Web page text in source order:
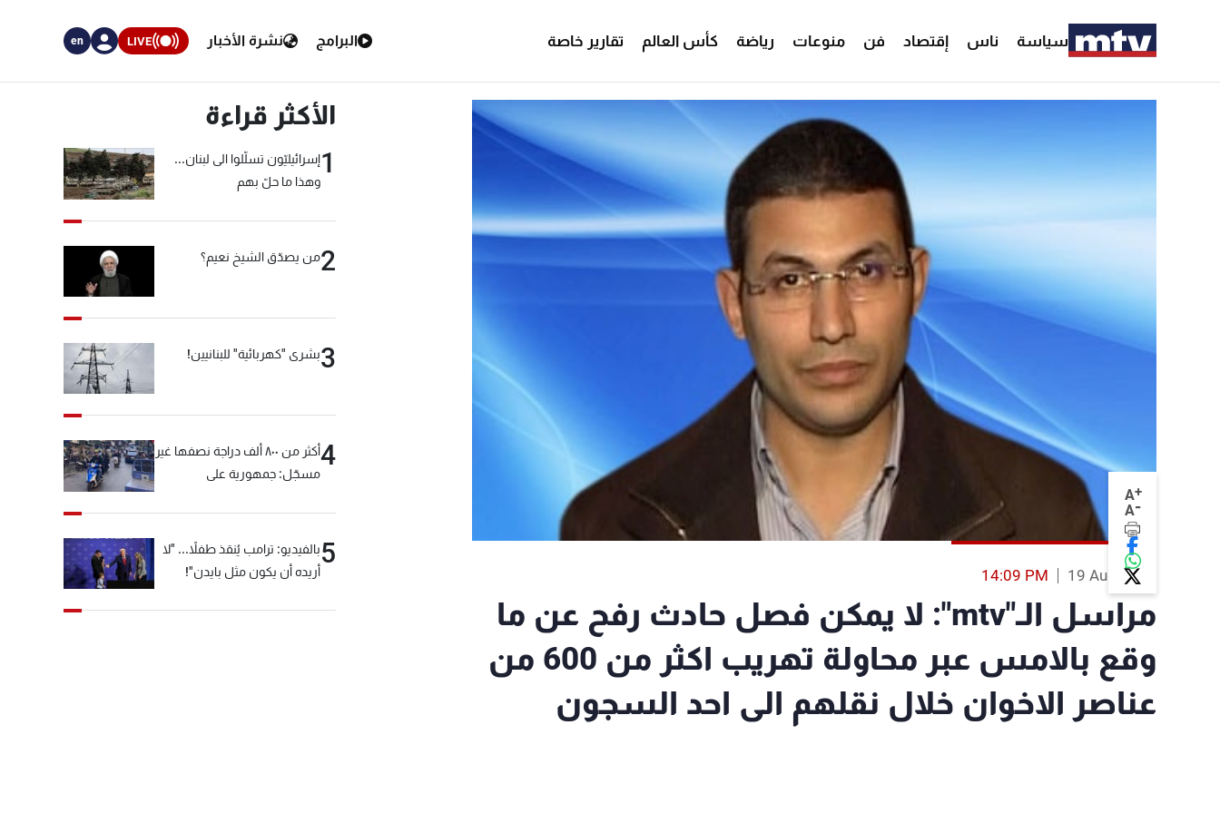
سياسة ناس إقتصاد فن منوعات رياضة كأس العالم تقارير خاصة البرامج نشرة الأخبار LIVE
en
A+
A-
19 Aug 2013
14:09 PM
مراسل الـ"mtv": لا يمكن فصل حادث رفح عن ما
وقع بالامس عبر محاولة تهريب اكثر من 600 من
عناصر الاخوان خلال نقلهم الى احد السجون
الأكثر قراءة
1إسرائيليّون تسلّلوا الى لبنان...
وهذا ما حلّ بهم
2من يصدّق الشيخ نعيم؟
3بشرى "كهربائية" للبنانيين!
4
أكثر من ٨٠٠ ألف دراجة نصفها غير
مسجّل: جمهورية على
5بالفيديو: ترامب يُنقذ طفلاً... "لا
أريده أن يكون مثل بايدن"!